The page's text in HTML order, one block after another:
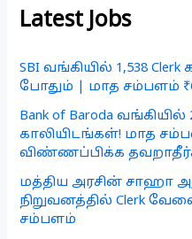
Latest Jobs
SBI வங்கியில் 1,538 Clerk
போதும் | மாத சம்பளம்
Bank of Baroda வங்கியில்
காலியிடங்கள்! மாத
விண்ணப்பிக்க
மத்திய அரசின் சாஹா
நிறுவனத்தில் Clerk
சம்பளம்